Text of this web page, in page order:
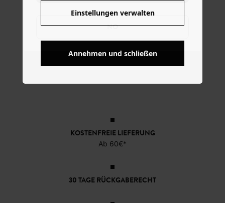
NO
KOSTENFREIE LIEFERUNG
Ab 60€*
30 TAGE RÜCKGABERECHT
Einstellungen verwalten
Annehmen und schließen